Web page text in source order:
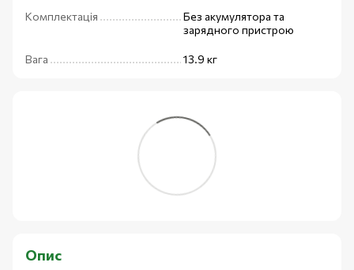
Комплектація
Без акумулятора та
зарядного пристрою
Вага 13.9 кг
Опис